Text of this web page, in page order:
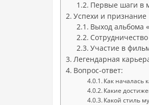
Первые шаги в
Успехи и признание
Выход альбома
Участие в
Легендарная
Вопрос-ответ:
Как началась
Какие
Какой стиль